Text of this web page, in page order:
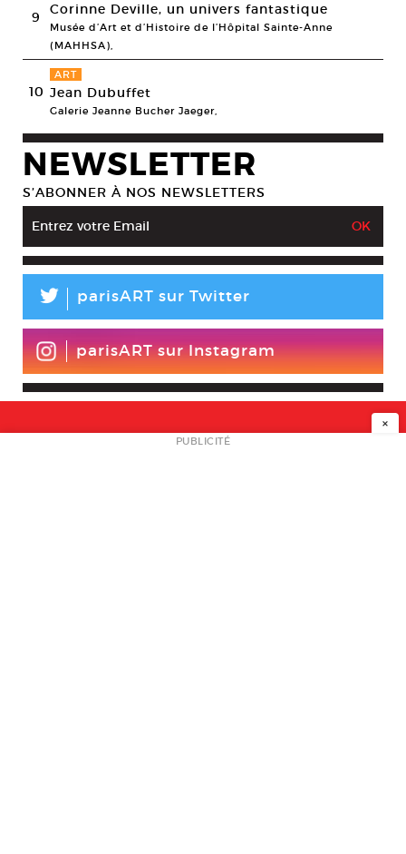
9 Corinne Deville, un univers fantastique
Musée d’Art et d’Histoire de l’Hôpital Sainte-Anne
(MAHHSA),
10
ART
Jean Dubuffet
Galerie Jeanne Bucher Jaeger,
NEWSLETTER
S’ABONNER À NOS NEWSLETTERS
L parisART sur Twitter
parisART sur Instagram
NEWSLETTER
×
PUBLICITÉ